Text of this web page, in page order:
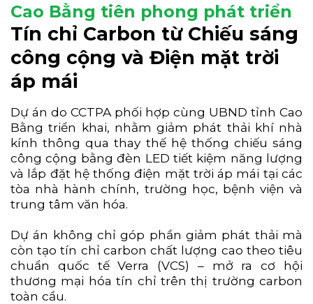
Cao Bằng tiên phong phát triển
Tín chỉ Carbon từ Chiếu sáng
công cộng và Điện mặt trời
áp mái
Dự án do CCTPA phối hợp cùng UBND tỉnh Cao
Bằng triển khai, nhằm giảm phát thải khí nhà
kính thông qua thay thế hệ thống chiếu sáng
công cộng bằng đèn LED tiết kiệm năng lượng
và lắp đặt hệ thống điện mặt trời áp mái tại các
tòa nhà hành chính, trường học, bệnh viện và
trung tâm văn hóa.
Dự án không chỉ góp phần giảm phát thải mà
còn tạo tín chỉ carbon chất lượng cao theo tiêu
chuẩn quốc tế Verra (VCS) – mở ra cơ hội
thương mại hóa tín chỉ trên thị trường carbon
toàn cầu.